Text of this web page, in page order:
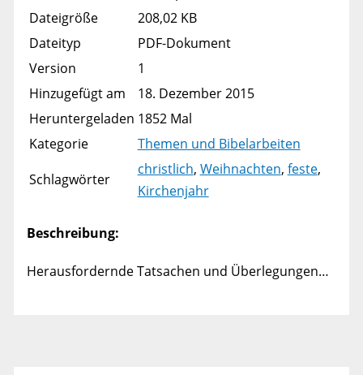
Dateigröße
208,02 KB
Dateityp
PDF-Dokument
Version
1
Hinzugefügt am
18. Dezember 2015
Heruntergeladen 1852 Mal
Kategorie
Themen und Bibelarbeiten
Schlagwörter
christlich, Weihnachten, feste,
Kirchenjahr
Beschreibung:
Herausfordernde Tatsachen und Überlegungen…